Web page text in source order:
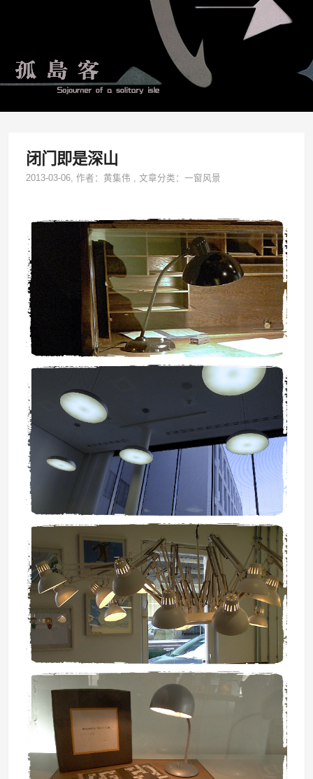
闭门即是深山
2013-03-06, 作者：黄集伟 ,文章分类：一窗风景